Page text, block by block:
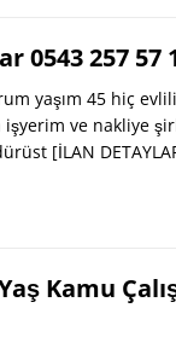
0543 257 57
yaşım 45 hiç
işyerim ve nakliye
[İLAN
Kamu